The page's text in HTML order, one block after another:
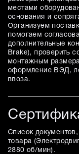
местами
основания и
Организуем
помогаем
дополнительные
Brake), проверить
монтажным
оформление ВЭД,
ввоза.
Список
товара (
2880 об/мин).